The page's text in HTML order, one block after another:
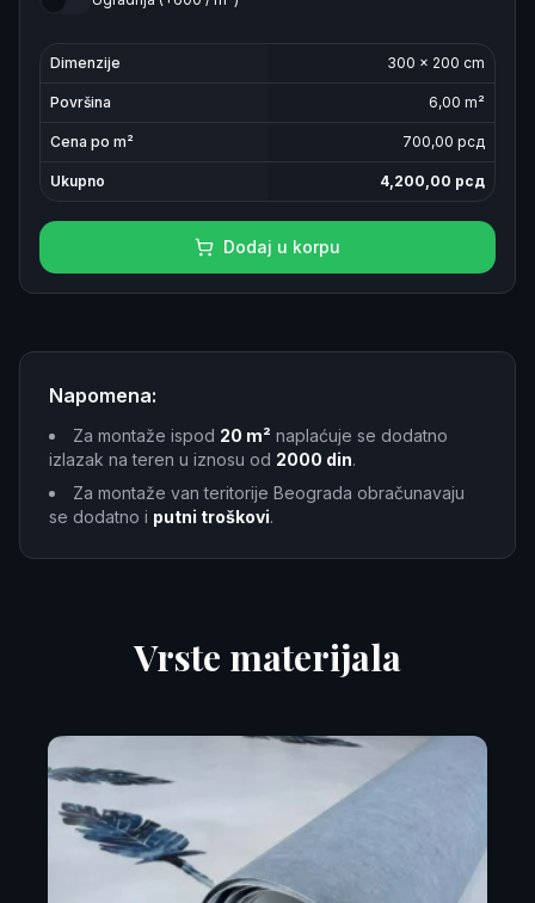
Dimenzije 300 × 200 cm
Površina 6,00 m²
Cena po m² 700,00 рсд
Ukupno 4,200,00 рсд
Dodaj u korpu
Napomena:
Za montaže ispod 20 m² naplaćuje se dodatno
izlazak na teren u iznosu od 2000 din.
Za montaže van teritorije Beograda obračunavaju
se dodatno i putni troškovi.
Vrste materijala